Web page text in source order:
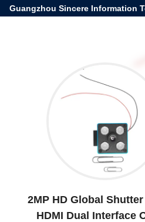
Guangzhou Sincere Information
2MP HD Global Shutter
HDMI Dual Interface